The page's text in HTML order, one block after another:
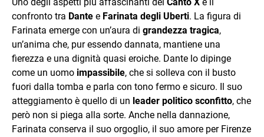
confronto tra Dante e Farinata degli Uberti. La figura di
Farinata emerge con un’aura di grandezza tragica,
un’anima che, pur essendo dannata, mantiene una
fierezza e una dignità quasi eroiche. Dante lo dipinge
come un uomo impassibile, che si solleva con il busto
fuori dalla tomba e parla con tono fermo e sicuro. Il suo
atteggiamento è quello di un leader politico sconfitto, che
però non si piega alla sorte. Anche nella dannazione,
Farinata conserva il suo orgoglio, il suo amore per Firenze